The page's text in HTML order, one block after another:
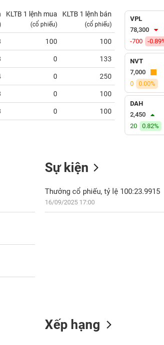
KLTB 1 lệnh mua
(cổ phiếu)
KLTB 1 lệnh bán
(cổ phiếu)
100 100 0.00
0 133 0.00
0 250 0.00
0 100 0.00
0 100 0.00
VPL
78,300
-700
-
NVT
7,000
0
0.00%
DAH
2,450
20
0.82%
Sự kiện
Thưởng cổ phiếu, tỷ lệ 100:23.9915
16/09/2025 17:00
Xếp hạng